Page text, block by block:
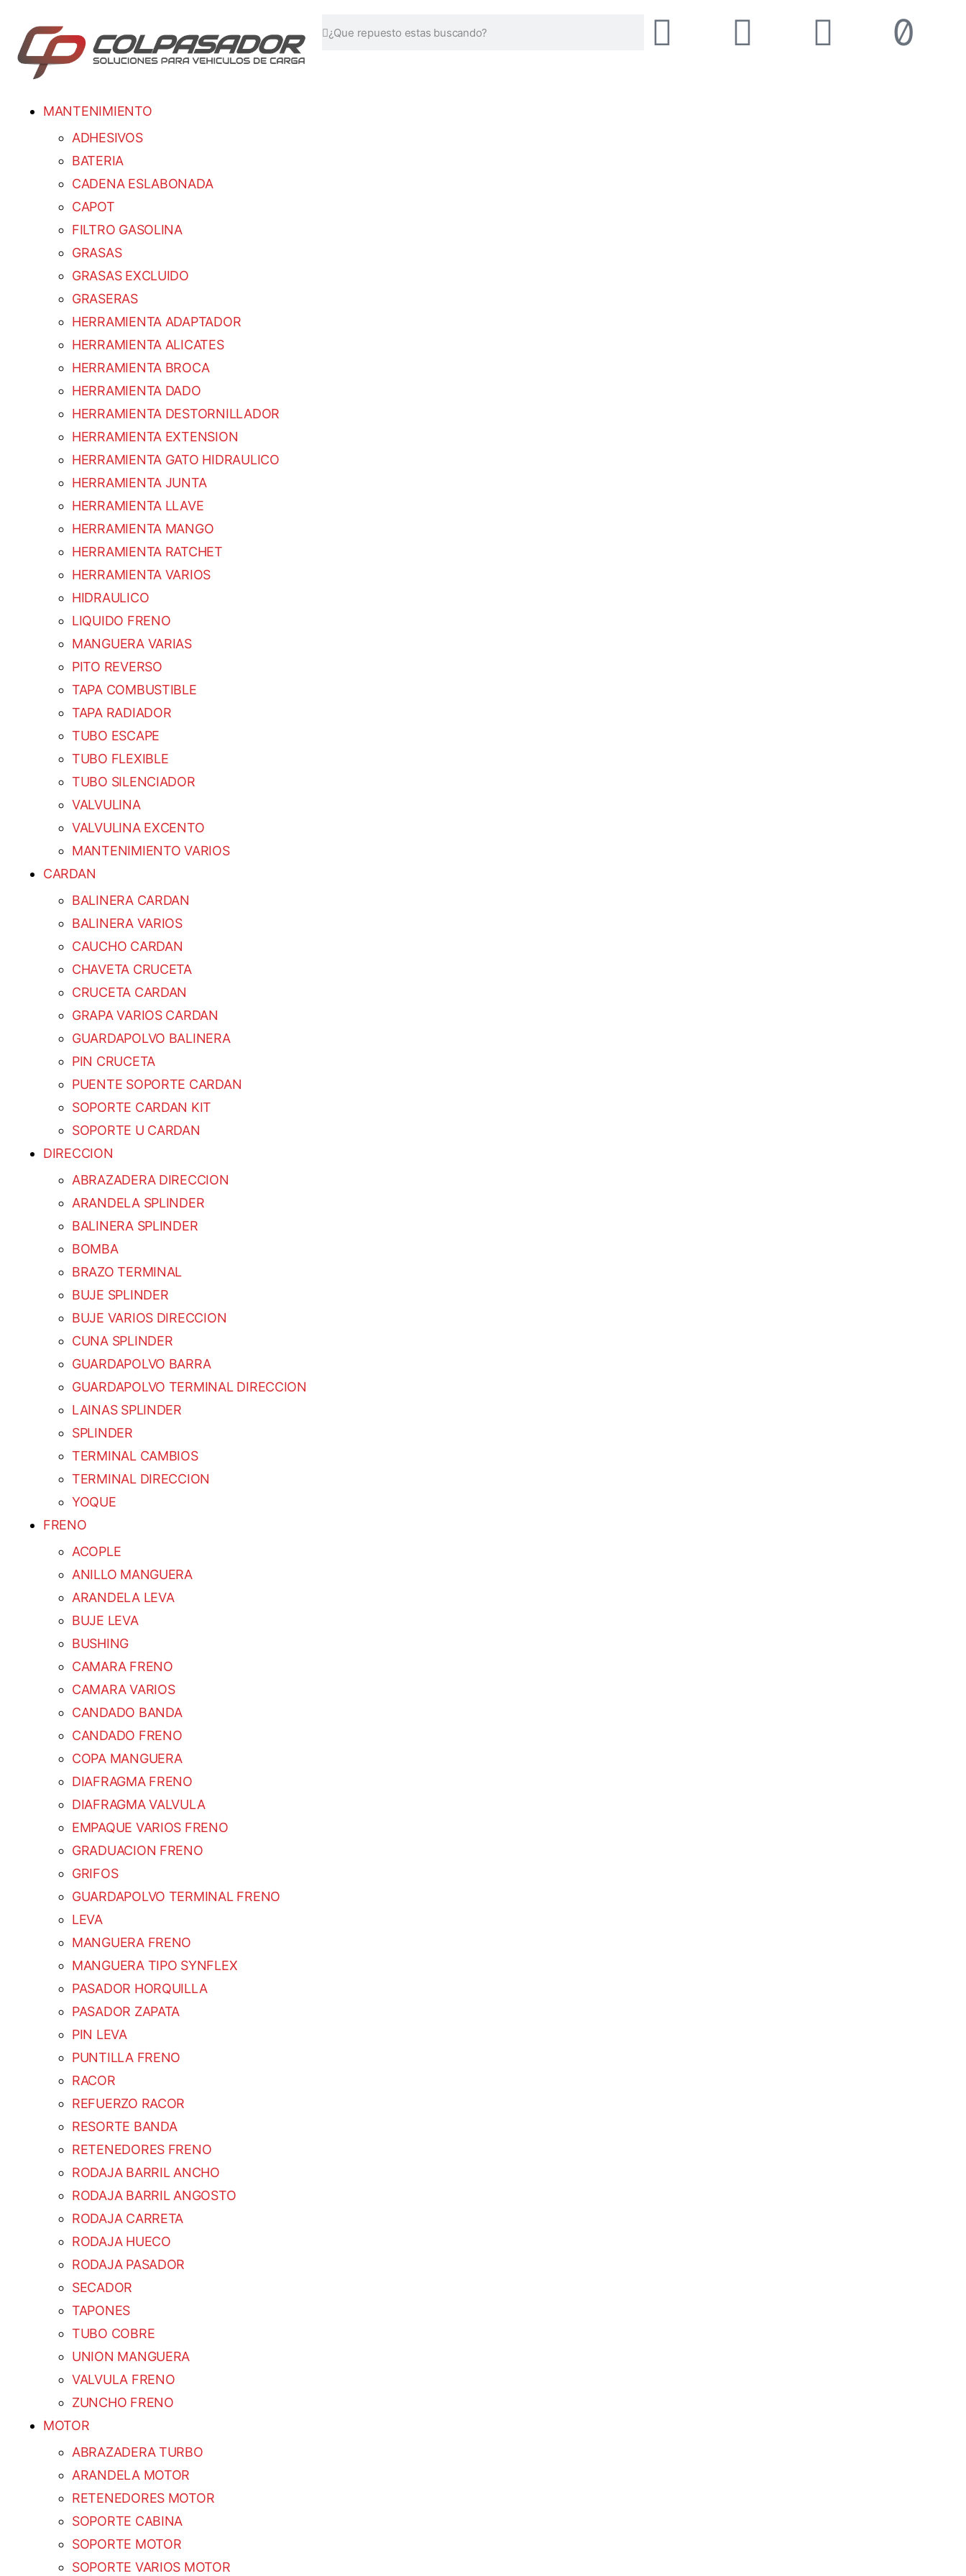
MANTENIMIENTO
ADHESIVOS
BATERIA
CADENA ESLABONADA
CAPOT
FILTRO GASOLINA
GRASAS
GRASAS EXCLUIDO
GRASERAS
HERRAMIENTA ADAPTADOR
HERRAMIENTA ALICATES
HERRAMIENTA BROCA
HERRAMIENTA DADO
HERRAMIENTA DESTORNILLADOR
HERRAMIENTA EXTENSION
HERRAMIENTA GATO HIDRAULICO
HERRAMIENTA JUNTA
HERRAMIENTA LLAVE
HERRAMIENTA MANGO
HERRAMIENTA RATCHET
HERRAMIENTA VARIOS
HIDRAULICO
LIQUIDO FRENO
MANGUERA VARIAS
PITO REVERSO
TAPA COMBUSTIBLE
TAPA RADIADOR
TUBO ESCAPE
TUBO FLEXIBLE
TUBO SILENCIADOR
VALVULINA
VALVULINA EXCENTO
MANTENIMIENTO VARIOS
CARDAN
BALINERA CARDAN
BALINERA VARIOS
CAUCHO CARDAN
CHAVETA CRUCETA
CRUCETA CARDAN
GRAPA VARIOS CARDAN
GUARDAPOLVO BALINERA
PIN CRUCETA
PUENTE SOPORTE CARDAN
SOPORTE CARDAN KIT
SOPORTE U CARDAN
DIRECCION
ABRAZADERA DIRECCION
ARANDELA SPLINDER
BALINERA SPLINDER
BOMBA
BRAZO TERMINAL
BUJE SPLINDER
BUJE VARIOS DIRECCION
CUNA SPLINDER
GUARDAPOLVO BARRA
GUARDAPOLVO TERMINAL DIRECCION
LAINAS SPLINDER
SPLINDER
TERMINAL CAMBIOS
TERMINAL DIRECCION
YOQUE
FRENO
ACOPLE
ANILLO MANGUERA
ARANDELA LEVA
BUJE LEVA
BUSHING
CAMARA FRENO
CAMARA VARIOS
CANDADO BANDA
CANDADO FRENO
COPA MANGUERA
DIAFRAGMA FRENO
DIAFRAGMA VALVULA
EMPAQUE VARIOS FRENO
GRADUACION FRENO
GRIFOS
GUARDAPOLVO TERMINAL FRENO
LEVA
MANGUERA FRENO
MANGUERA TIPO SYNFLEX
PASADOR HORQUILLA
PASADOR ZAPATA
PIN LEVA
PUNTILLA FRENO
RACOR
REFUERZO RACOR
RESORTE BANDA
RETENEDORES FRENO
RODAJA BARRIL ANCHO
RODAJA BARRIL ANGOSTO
RODAJA CARRETA
RODAJA HUECO
RODAJA PASADOR
SECADOR
TAPONES
TUBO COBRE
UNION MANGUERA
VALVULA FRENO
ZUNCHO FRENO
MOTOR
ABRAZADERA TURBO
ARANDELA MOTOR
RETENEDORES MOTOR
SOPORTE CABINA
SOPORTE MOTOR
SOPORTE VARIOS MOTOR